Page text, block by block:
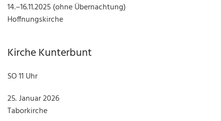
14.–16.11.2025 (ohne Übernachtung)
Hoffnungskirche
Kirche Kunterbunt
SO 11 Uhr
25. Januar 2026
Taborkirche